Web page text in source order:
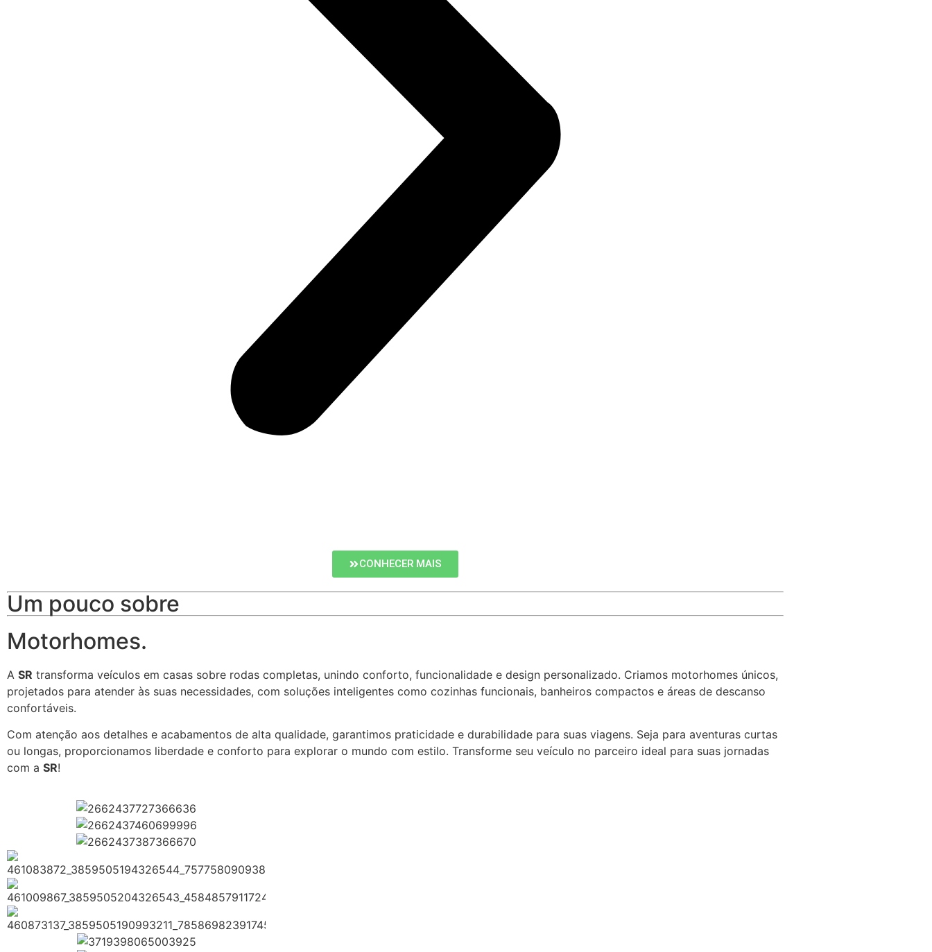
CONHECER MAIS
Um pouco sobre
Motorhomes.
A SR transforma veículos em casas sobre rodas completas, unindo conforto, funcionalidade e design personalizado. Criamos motorhomes únicos,
projetados para atender às suas necessidades, com soluções inteligentes como cozinhas funcionais, banheiros compactos e áreas de descanso
confortáveis.
Com atenção aos detalhes e acabamentos de alta qualidade, garantimos praticidade e durabilidade para suas viagens. Seja para aventuras curtas
ou longas, proporcionamos liberdade e conforto para explorar o mundo com estilo. Transforme seu veículo no parceiro ideal para suas jornadas
com a SR!